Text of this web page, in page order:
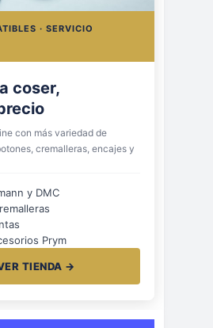
· SERVICIO
coser,
con más variedad de
cremalleras, encajes y
y DMC
Prym
TIENDA →